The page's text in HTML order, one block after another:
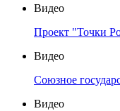
Видео
Проект "Точки
Видео
Союзное
Видео